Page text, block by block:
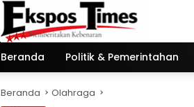
Beranda
Politik & Pemerintahan
Beranda Olahraga